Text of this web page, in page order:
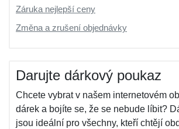
Záruka nejlepší ceny
Změna a zrušení objednávky
Darujte dárkový poukaz
Chcete vybrat v našem internetovém
dárek a bojíte se, že se nebude líbit?
jsou ideální pro všechny, kteří chtějí